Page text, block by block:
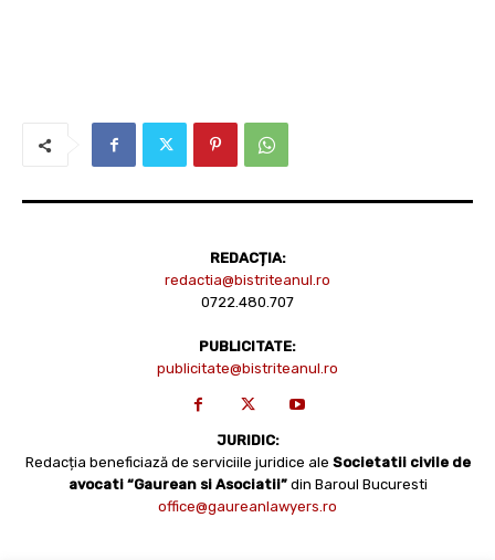
REDACȚIA:
redactia@bistriteanul.ro
0722.480.707
PUBLICITATE:
publicitate@bistriteanul.ro
JURIDIC:
Redacția beneficiază de serviciile juridice ale Societatii civile de
avocati “Gaurean si Asociatii” din Baroul Bucuresti
office@gaureanlawyers.ro